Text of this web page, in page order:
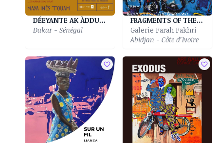
DÉEYANTE AK ÀDDUNA| Déeyante ak àdduna|Murmures Du Vivant
Dakar - Sénégal
FRAGMENTS OF THE UNKNOWN
Galerie Farah Fakhri
Abidjan - Côte d’Ivoire